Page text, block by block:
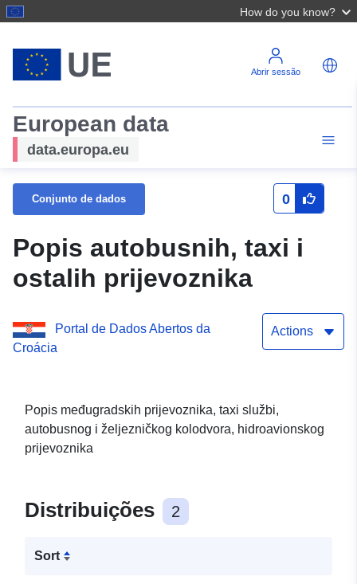
How do you know?
Abrir sessão
European data
data.europa.eu
Conjunto de dados 0
Popis autobusnih, taxi i
ostalih prijevoznika
Portal de Dados Abertos da
Croácia
Actions
Popis međugradskih prijevoznika, taxi službi,
autobusnog i željezničkog kolodvora, hidroavionskog
prijevoznika
Distribuições 2
Sort